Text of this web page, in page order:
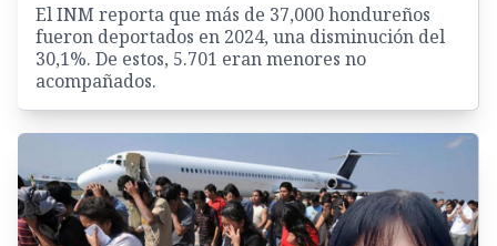
El INM reporta que más de 37,000 hondureños
fueron deportados en 2024, una disminución del
30,1%. De estos, 5.701 eran menores no
acompañados.